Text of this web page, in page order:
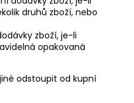
druhů zboží, nebo
zboží, je-li
opakovaná
odstoupit od kupní